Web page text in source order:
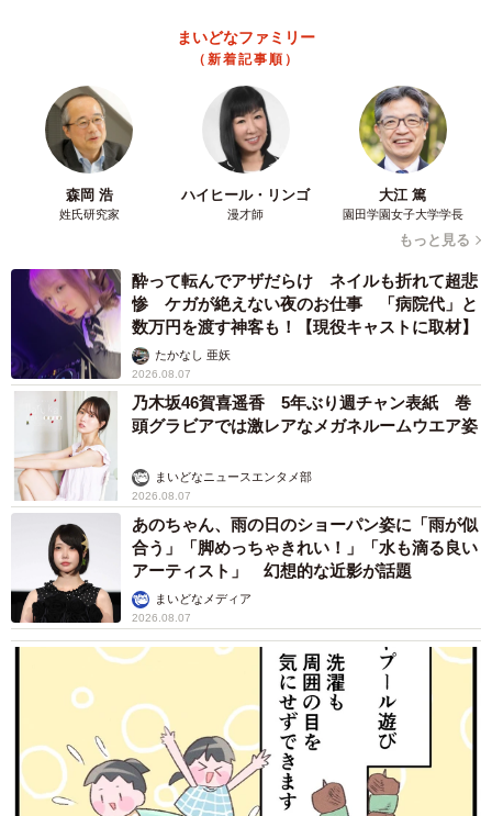
まいどなファミリー
（新着記事順）
森岡 浩
姓氏研究家
ハイヒール・リンゴ
漫才師
大江 篤
園田学園女子大学学長
もっと見る
酔って転んでアザだらけ ネイルも折れて超悲
惨 ケガが絶えない夜のお仕事 「病院代」と
数万円を渡す神客も！【現役キャストに取材】
たかなし 亜妖
2026.08.07
乃木坂46賀喜遥香 5年ぶり週チャン表紙 巻
頭グラビアでは激レアなメガネルームウエア姿
まいどなニュースエンタメ部
2026.08.07
あのちゃん、雨の日のショーパン姿に「雨が似
合う」「脚めっちゃきれい！」「水も滴る良い
アーティスト」 幻想的な近影が話題
まいどなメディア
2026.08.07